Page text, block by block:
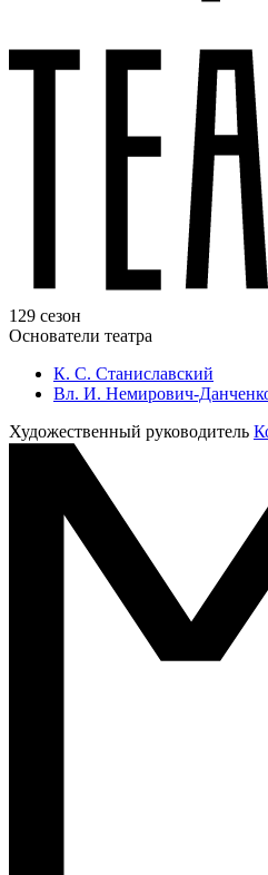
129 сезон
Основатели театра
К. С. Станиславский
Вл. И. Немирович-
Художественный руководитель